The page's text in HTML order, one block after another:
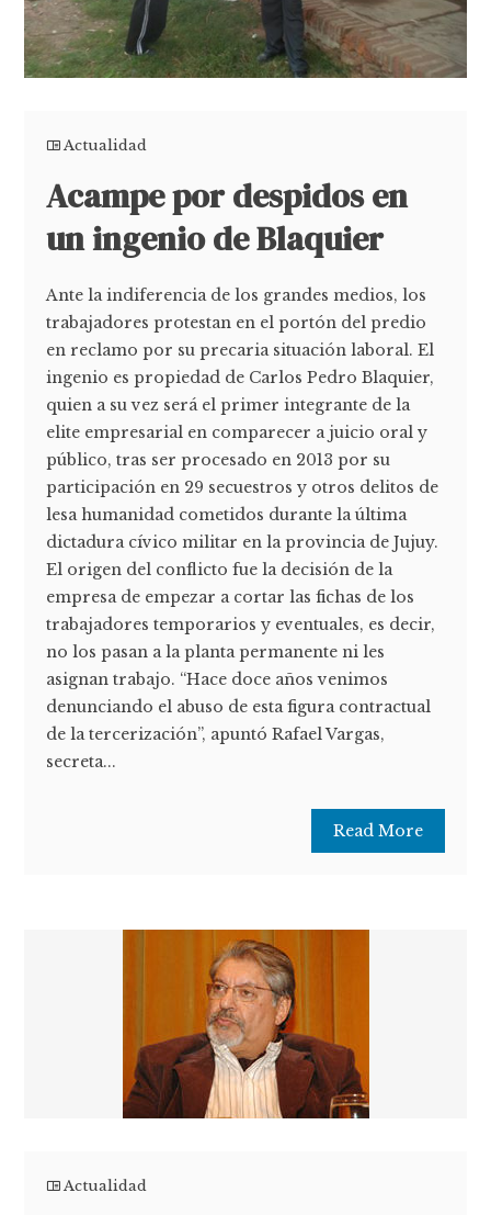
Actualidad
Acampe por despidos en
un ingenio de Blaquier
Ante la indiferencia de los grandes medios, los
trabajadores protestan en el portón del predio
en reclamo por su precaria situación laboral. El
ingenio es propiedad de Carlos Pedro Blaquier,
quien a su vez será el primer integrante de la
elite empresarial en comparecer a juicio oral y
público, tras ser procesado en 2013 por su
participación en 29 secuestros y otros delitos de
lesa humanidad cometidos durante la última
dictadura cívico militar en la provincia de Jujuy.
El origen del conflicto fue la decisión de la
empresa de empezar a cortar las fichas de los
trabajadores temporarios y eventuales, es decir,
no los pasan a la planta permanente ni les
asignan trabajo. “Hace doce años venimos
denunciando el abuso de esta figura contractual
de la tercerización”, apuntó Rafael Vargas,
secreta...
Read More
Actualidad